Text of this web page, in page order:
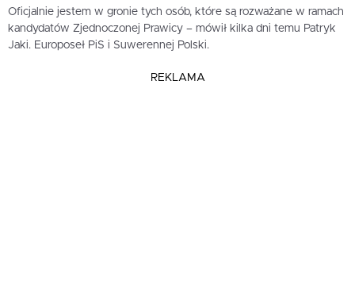
Oficjalnie jestem w gronie tych osób, które są rozważane w ramach
kandydatów Zjednoczonej Prawicy – mówił kilka dni temu Patryk
Jaki. Europoseł PiS i Suwerennej Polski.
REKLAMA